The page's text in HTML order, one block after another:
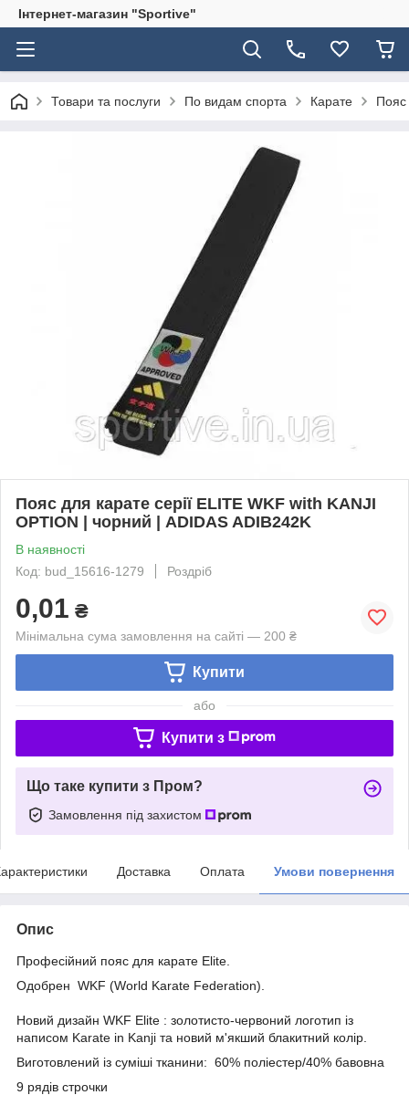
Інтернет-магазин "Sportive"
Товари та послуги По видам спорта Карате Пояс
Пояс для карате серії ELITE WKF with KANJI
OPTION | чорний | ADIDAS ADIB242K
В наявності
Код: bud_15616-1279
Роздріб
0,01 ₴
Мінімальна сума замовлення на сайті — 200 ₴
Купити
або
Купити з
Що таке купити з Пром?
Замовлення під захистом
Доставка Оплата Умови повернення
Опис
Професійний пояс для карате Elite.
Одобрен WKF (World Karate Federation).
Новий дизайн WKF Elite : золотисто-червоний логотип із
написом Karate in Kanji та новий м'якший блакитний колір.
Виготовлений із суміші тканини: 60% поліестер/40% бавовна
9 рядів строчки